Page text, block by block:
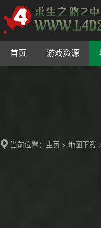
首页 游戏资源
当前位置： 主页 > 地图下载